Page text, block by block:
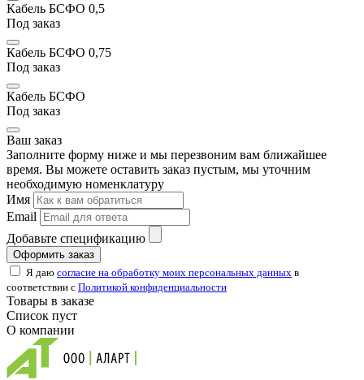
Кабель БСФО 0,5
Под заказ
Кабель БСФО 0,75
Под заказ
Кабель БСФО
Под заказ
Ваш заказ
Заполните форму ниже и мы перезвоним вам ближайшее
время. Вы можете оставить заказ пустым, мы уточним
необходимую номенклатуру
Имя
Email
Добавьте спецификацию
Оформить заказ
Я даю согласие на обработку моих персональных данных в
соответствии с Политикой конфиденциальности
Товары в заказе
Список пуст
О компании